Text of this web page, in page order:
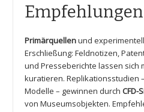
Primärquellenund
Erschließung: Feldnotizen,
⁣und⁣ Presseberichte lassen ⁢sich
kuratieren. Replikationsstudien
Modelle – gewinnen‍ durch CFD-
von‌ Museumsobjekten.